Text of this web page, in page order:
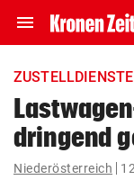
menu Navigation
ein-/
account_circle Anmelden
dringend
Niederösterreich